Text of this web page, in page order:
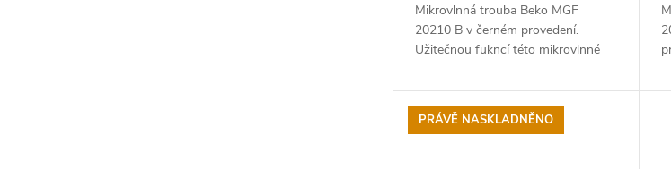
Mikrovlnná trouba Beko MGF
20210 B v černém provedení.
Užitečnou fukncí této mikrovlnné
displejem. Je možnost nastavení 5
stupňů výkonu vaření...
PRÁVĚ NASKLADNĚNO